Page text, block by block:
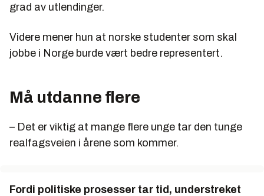
grad av utlendinger.
Videre mener hun at norske studenter som skal
jobbe i Norge burde vært bedre representert.
Må utdanne flere
– Det er viktig at mange flere unge tar den tunge
realfagsveien i årene som kommer.
Fordi politiske prosesser tar tid, understreket